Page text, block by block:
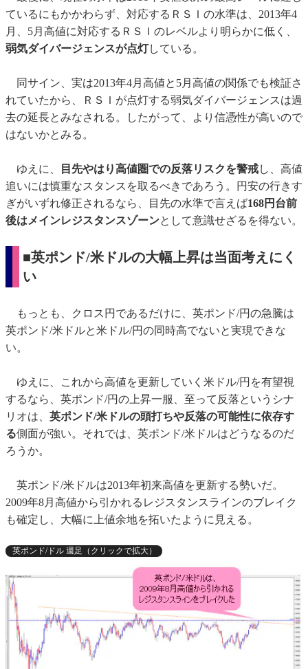
ているにもかかわらず、対応するＲＳＩの水準は、2013年4
月、5月高値に対応するＲＳＩのレベルより明らかに低く、
弱気ダイバージェンスが点灯している。
同サイン、実は2013年4月高値と5月高値の関係でも検証さ
れていたから、ＲＳＩが点灯する弱気ダイバージェンスは過
去の延長とみなされる。したがって、より信憑性が高いので
はないかとみる。
ゆえに、 目先やはり高値圏での反落リスクを警戒し、高値
追いには慎重なスタンスを取るべきであろう。円安の行きす
ぎがいずれ修正されるなら、目先の水準で言えば168円台前
後はメインレジスタンスゾーンとして意識せざるを得ない。
■英ポンド/米ドルの大幅上昇は当面考えにく
い
もっとも、クロス円であるだけに、英ポンド/円の急騰は
英ポンド/米ドルと米ドル/円の同時高でないと実現できな
い。
ゆえに、これから高値を更新していく米ドル/円を有望視
するなら、英ポンド/円の上昇一服、至って反落というシナ
リオは、 英ポンド/米ドルの頭打ちや反落の可能性に依存す
る側面が強い。それでは、英ポンド/米ドルはどうなるのだ
ろうか。
英ポンド/米ドルは2013年初来高値を更新する勢いだ。
2009年8月高値から引かれるレジスタンスラインのブレイク
も確定し、大幅に上値余地を拓いたように見える。
英ポンド/ドル 週足（クリックで拡大）